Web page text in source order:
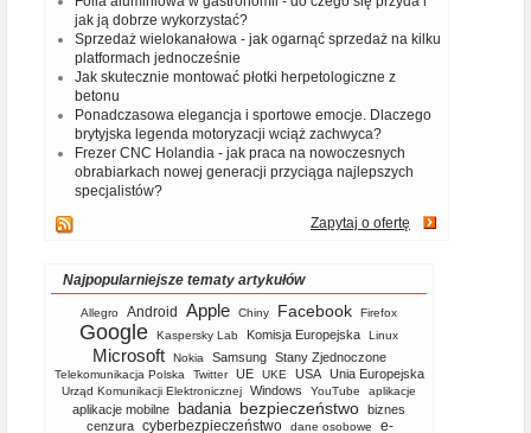
jak ją dobrze wykorzystać?
Sprzedaż wielokanałowa - jak ogarnąć sprzedaż na kilku
platformach jednocześnie
Jak skutecznie montować płotki herpetologiczne z
betonu
Ponadczasowa elegancja i sportowe emocje. Dlaczego
brytyjska legenda motoryzacji wciąż zachwyca?
Frezer CNC Holandia - jak praca na nowoczesnych
obrabiarkach nowej generacji przyciąga najlepszych
specjalistów?
Zapytaj o ofertę
Najpopularniejsze tematy artykułów
Allegro Android Apple Chiny Facebook Firefox
Google Kaspersky Lab Komisja Europejska Linux
Microsoft Nokia Samsung Stany Zjednoczone
Telekomunikacja Polska Twitter UE UKE USA Unia Europejska
Urząd Komunikacji Elektronicznej Windows YouTube aplikacje
aplikacje mobilne badania bezpieczeństwo biznes
cenzura cyberbezpieczeństwo dane osobowe
e-